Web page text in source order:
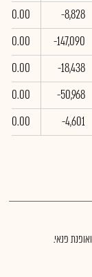
-8,828
0.00
-147,090
0.00
-18,438
0.00
-50,968
0.00
-4,601
0.00
פנאי.